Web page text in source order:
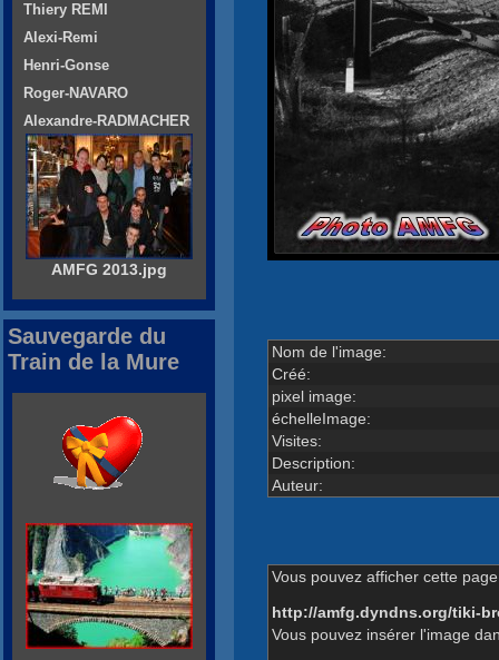
Nom de l'image:
Créé:
pixel image:
échelleImage:
Visites:
Description:
Auteur:
Vous pouvez afficher cette
http://amfg.dyndns.org/tiki-
Vous pouvez insérer l'image
Thiery REMI
Alexi-Remi
Henri-Gonse
Roger-NAVARO
Alexandre-RADMACHER
AMFG 2013.jpg
Sauvegarde du
Train de la Mure